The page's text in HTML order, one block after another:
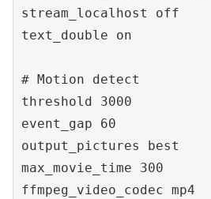
stream_localhost off
text_double on
# Motion detect
threshold 3000
event_gap 60
output_pictures best
max_movie_time 300
ffmpeg_video_codec mp4